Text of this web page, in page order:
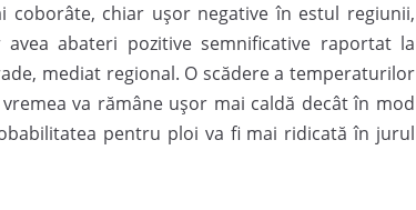
chiar ușor negative în estul regiunii,
abateri pozitive semnificative raportat la
mediat regional. O scădere a temperaturilor
va rămâne ușor mai caldă decât în mod
pentru ploi va fi mai ridicată în jurul